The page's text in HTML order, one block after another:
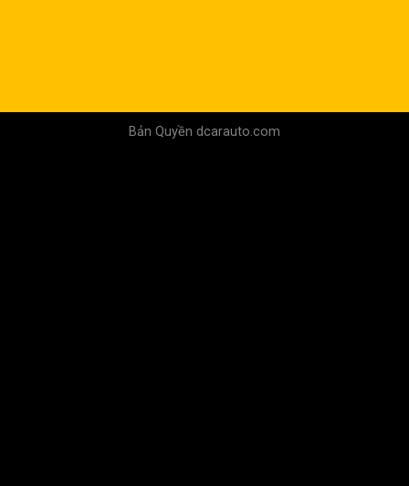
Bản Quyền dcarauto.com